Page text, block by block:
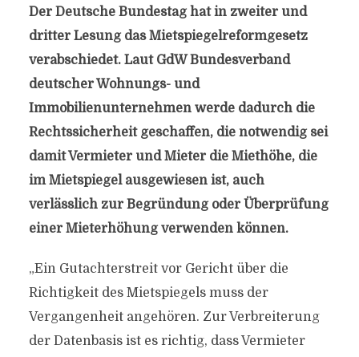
Der Deutsche Bundestag hat in zweiter und
dritter Lesung das Mietspiegelreformgesetz
verabschiedet. Laut GdW Bundesverband
deutscher Wohnungs- und
Immobilienunternehmen werde dadurch die
Rechtssicherheit geschaffen, die notwendig sei
damit Vermieter und Mieter die Miethöhe, die
im Mietspiegel ausgewiesen ist, auch
verlässlich zur Begründung oder Überprüfung
einer Mieterhöhung verwenden können.
„Ein Gutachterstreit vor Gericht über die
Richtigkeit des Mietspiegels muss der
Vergangenheit angehören. Zur Verbreiterung
der Datenbasis ist es richtig, dass Vermieter